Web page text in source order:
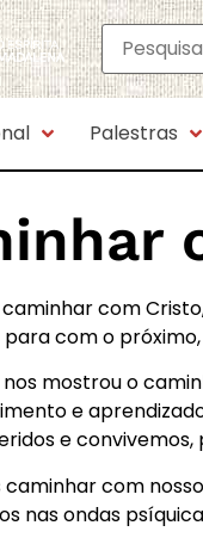
Palestras
com
com o
mostrou o
e
e
com
nas ondas